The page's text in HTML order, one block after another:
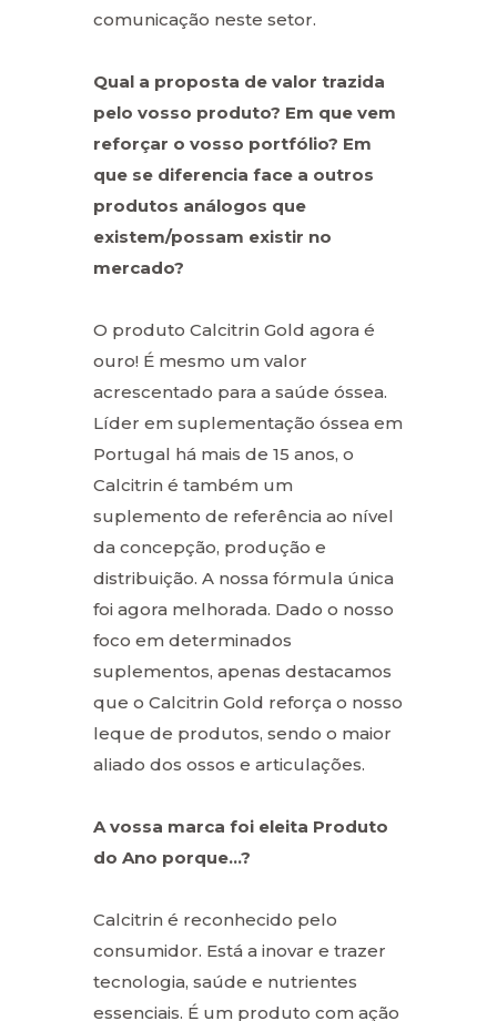
comunicação neste setor.
Qual a proposta de valor trazida
pelo vosso produto? Em que vem
reforçar o vosso portfólio? Em
que se diferencia face a outros
produtos análogos que
existem/possam existir no
mercado?
O produto Calcitrin Gold agora é
ouro! É mesmo um valor
acrescentado para a saúde óssea.
Líder em suplementação óssea em
Portugal há mais de 15 anos, o
Calcitrin é também um
suplemento de referência ao nível
da concepção, produção e
distribuição. A nossa fórmula única
foi agora melhorada. Dado o nosso
foco em determinados
suplementos, apenas destacamos
que o Calcitrin Gold reforça o nosso
leque de produtos, sendo o maior
aliado dos ossos e articulações.
A vossa marca foi eleita Produto
do Ano porque…?
Calcitrin é reconhecido pelo
consumidor. Está a inovar e trazer
tecnologia, saúde e nutrientes
essenciais. É um produto com ação